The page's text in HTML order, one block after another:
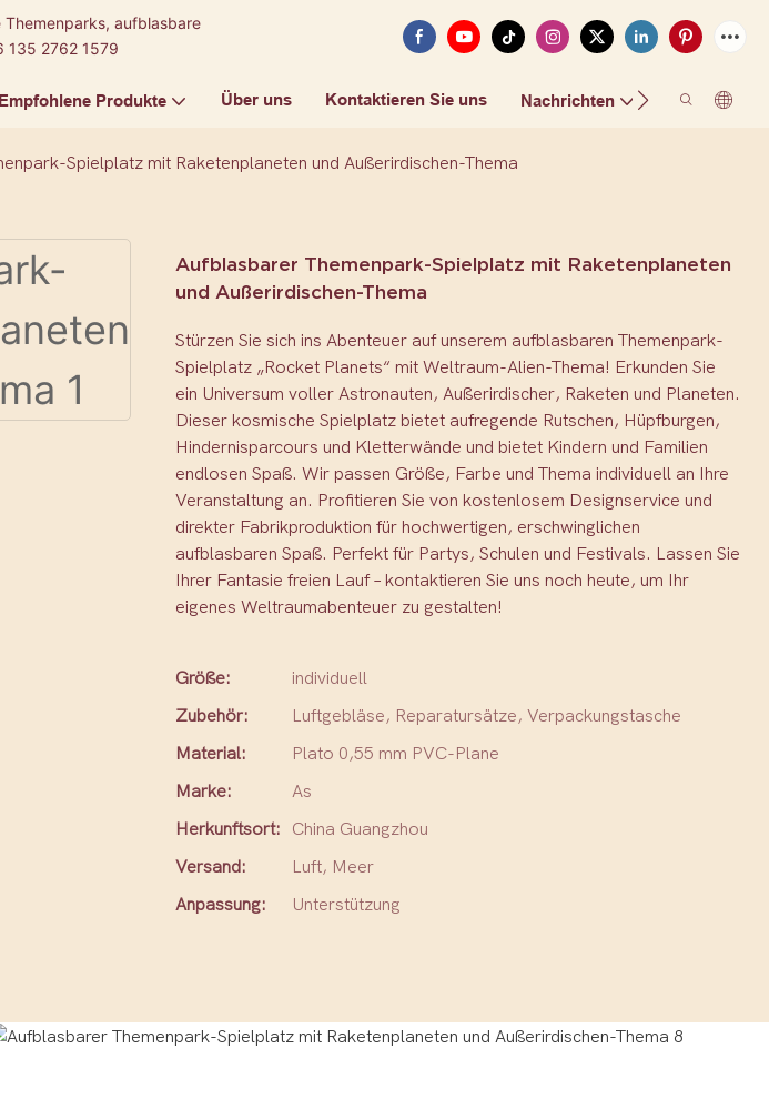
aufblasbare
135 2762 1579
Empfohlene Produkte Über uns Kontaktieren Sie uns Nachrichten FAQ
Spielplatz mit Raketenplaneten und Außerirdischen-Thema
Aufblasbarer Themenpark-Spielplatz mit Raketenplaneten
und Außerirdischen-Thema
Stürzen Sie sich ins Abenteuer auf unserem aufblasbaren Themenpark-
Spielplatz „Rocket Planets“ mit Weltraum-Alien-Thema! Erkunden Sie
ein Universum voller Astronauten, Außerirdischer, Raketen und Planeten.
Dieser kosmische Spielplatz bietet aufregende Rutschen, Hüpfburgen,
Hindernisparcours und Kletterwände und bietet Kindern und Familien
endlosen Spaß. Wir passen Größe, Farbe und Thema individuell an Ihre
Veranstaltung an. Profitieren Sie von kostenlosem Designservice und
direkter Fabrikproduktion für hochwertigen, erschwinglichen
aufblasbaren Spaß. Perfekt für Partys, Schulen und Festivals. Lassen Sie
Ihrer Fantasie freien Lauf – kontaktieren Sie uns noch heute, um Ihr
eigenes Weltraumabenteuer zu gestalten!
Größe:
individuell
Zubehör:
Luftgebläse, Reparatursätze, Verpackungstasche
Material:
Plato 0,55 mm PVC-Plane
Marke:
As
Herkunftsort:
China Guangzhou
Versand:
Luft, Meer
Anpassung:
Unterstützung